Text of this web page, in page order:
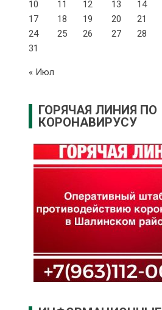
10
11 12 13 14
17
18 19 20 21
24
25 26 27 28
31
« Июл
ГОРЯЧАЯ ЛИНИЯ ПО
КОРОНАВИРУСУ